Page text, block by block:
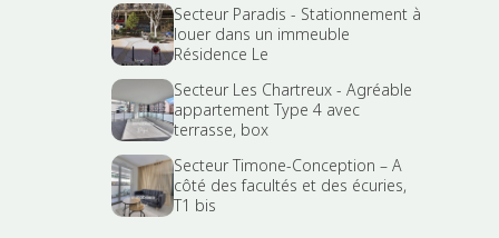
Secteur Paradis - Stationnement à
louer dans un immeuble
Résidence Le
Secteur Les Chartreux - Agréable
appartement Type 4 avec
terrasse, box
Secteur Timone-Conception – A
côté des facultés et des écuries,
T1 bis